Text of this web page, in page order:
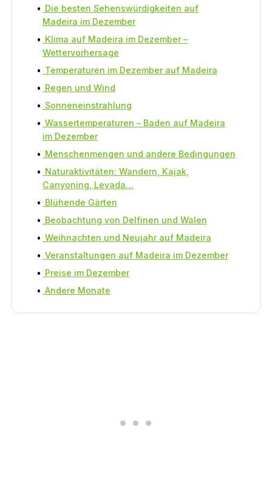
Die besten Sehenswürdigkeiten auf
Madeira im Dezember
Klima auf Madeira im Dezember –
Wettervorhersage
Temperaturen im Dezember auf Madeira
Regen und Wind
Sonneneinstrahlung
Wassertemperaturen – Baden auf Madeira
im Dezember
Menschenmengen und andere Bedingungen
Naturaktivitäten: Wandern, Kajak,
Canyoning, Levada…
Blühende Gärten
Beobachtung von Delfinen und Walen
Weihnachten und Neujahr auf Madeira
Veranstaltungen auf Madeira im Dezember
Preise im Dezember
Andere Monate